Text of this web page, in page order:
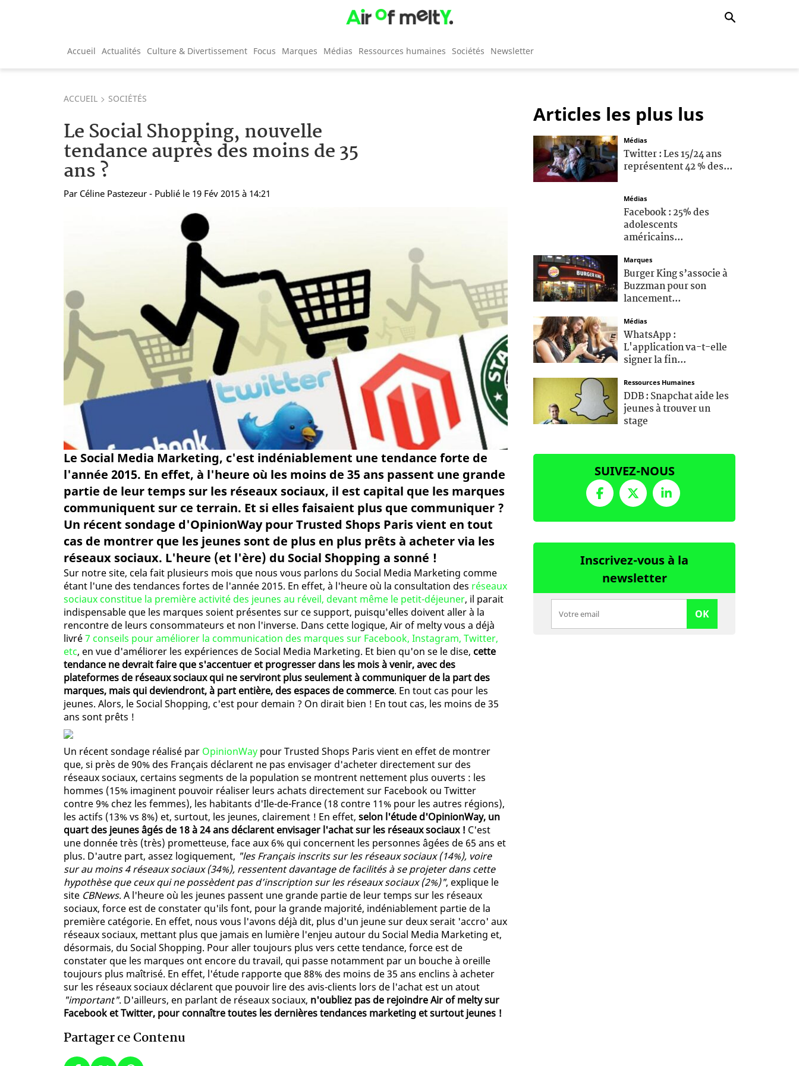
Accueil Actualités Culture & Divertissement Focus Marques Médias Ressources humaines Sociétés Newsletter
ACCUEIL SOCIÉTÉS
Le Social Shopping, nouvelle
tendance auprès des moins de 35
ans ?
Par Céline Pastezeur - Publié le 19 Fév 2015 à 14:21
Le Social Media Marketing, c'est indéniablement une tendance forte de
l'année 2015. En effet, à l'heure où les moins de 35 ans passent une grande
partie de leur temps sur les réseaux sociaux, il est capital que les marques
communiquent sur ce terrain. Et si elles faisaient plus que communiquer ?
Un récent sondage d'OpinionWay pour Trusted Shops Paris vient en tout
cas de montrer que les jeunes sont de plus en plus prêts à acheter via les
réseaux sociaux. L'heure (et l'ère) du Social Shopping a sonné !
Sur notre site, cela fait plusieurs mois que nous vous parlons du Social Media Marketing comme
étant l'une des tendances fortes de l'année 2015. En effet, à l'heure où la consultation des réseaux
sociaux constitue la première activité des jeunes au réveil, devant même le petit-déjeuner, il parait
indispensable que les marques soient présentes sur ce support, puisqu'elles doivent aller à la
rencontre de leurs consommateurs et non l'inverse. Dans cette logique, Air of melty vous a déjà
livré7 conseils pour améliorer la communication des marques sur Facebook, Instagram, Twitter,
etc, en vue d'améliorer les expériences de Social Media Marketing. Et bien qu'on se le dise, cette
tendance ne devrait faire que s'accentuer et progresser dans les mois à venir, avec des
plateformes de réseaux sociaux qui ne serviront plus seulement à communiquer de la part des
marques, mais qui deviendront, à part entière, des espaces de commerce. En tout cas pour les
jeunes. Alors, le Social Shopping, c'est pour demain ? On dirait bien ! En tout cas, les moins de 35
ans sont prêts !
Un récent sondage réalisé par OpinionWay pour Trusted Shops Paris vient en effet de montrer
que, si près de 90% des Français déclarent ne pas envisager d'acheter directement sur des
réseaux sociaux, certains segments de la population se montrent nettement plus ouverts : les
hommes (15% imaginent pouvoir réaliser leurs achats directement sur Facebook ou Twitter
contre 9% chez les femmes), les habitants d'Ile-de-France (18 contre 11% pour les autres régions),
les actifs (13% vs 8%) et, surtout, les jeunes, clairement ! En effet, selon l'étude d'OpinionWay, un
quart des jeunes âgés de 18 à 24 ans déclarent envisager l'achat sur les réseaux sociaux ! C'est
une donnée très (très) prometteuse, face aux 6% qui concernent les personnes âgées de 65 ans et
plus. D'autre part, assez logiquement, "les Français inscrits sur les réseaux sociaux (14%), voire
sur au moins 4 réseaux sociaux (34%), ressentent davantage de facilités à se projeter dans cette
hypothèse que ceux qui ne possèdent pas d’inscription sur les réseaux sociaux (2%)", explique le
site CBNews. A l'heure où les jeunes passent une grande partie de leur temps sur les réseaux
sociaux, force est de constater qu'ils font, pour la grande majorité, indéniablement partie de la
première catégorie. En effet, nous vous l'avons déjà dit, plus d'un jeune sur deux serait 'accro' aux
réseaux sociaux, mettant plus que jamais en lumière l'enjeu autour du Social Media Marketing et,
désormais, du Social Shopping. Pour aller toujours plus vers cette tendance, force est de
constater que les marques ont encore du travail, qui passe notamment par un bouche à oreille
toujours plus maîtrisé. En effet, l'étude rapporte que 88% des moins de 35 ans enclins à acheter
sur les réseaux sociaux déclarent que pouvoir lire des avis-clients lors de l'achat est un atout
"important". D'ailleurs, en parlant de réseaux sociaux, n'oubliez pas de rejoindre Air of melty sur
Facebook et Twitter, pour connaître toutes les dernières tendances marketing et surtout jeunes !
Partager ce Contenu
Articles les plus lus
Médias
Twitter : Les 15/24 ans
représentent 42 % des...
Médias
Facebook : 25% des
adolescents
américains...
Marques
Burger King s’associe à
Buzzman pour son
lancement...
Médias
WhatsApp :
L'application va-t-elle
signer la fin...
Ressources Humaines
DDB : Snapchat aide les
jeunes à trouver un
stage
SUIVEZ-NOUS
Inscrivez-vous à la
newsletter
OK